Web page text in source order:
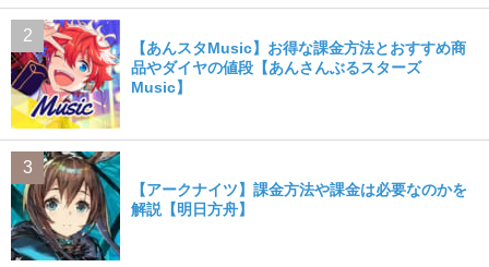
【あんスタMusic】お得な課金方法とおすすめ商
品やダイヤの値段【あんさんぶるスターズ
Music】
【アークナイツ】課金方法や課金は必要なのかを
解説【明日方舟】